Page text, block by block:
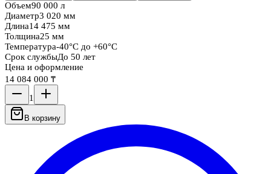
Объем90 000 л
Диаметр3 020 мм
Длина14 475 мм
Толщина25 мм
Температура-40°C до +60°C
Срок службыДо 50 лет
Цена и оформление
14 084 000 ₸
1
В корзину